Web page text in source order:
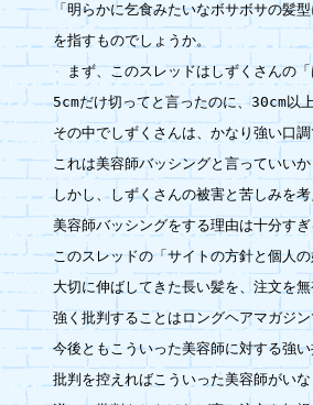
「明らかに乞食みたいなボサボサの髪
を指すものでしょうか。
まず、このスレッドはしずくさんの「
5cmだけ切ってと言ったのに、30cm以
その中でしずくさんは、かなり強い口調
これは美容師バッシングと言っていい
しかし、しずくさんの被害と苦しみを
美容師バッシングをする理由は十分すぎ
このスレッドの「サイトの方針と個人
大切に伸ばしてきた長い髪を、注文を
強く批判することはロングヘアマガジ
今後ともこういった美容師に対する強
批判を控えればこういった美容師がい